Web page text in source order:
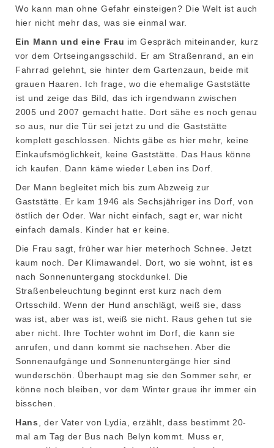
Wo kann man ohne Gefahr einsteigen? Die Welt ist auch
hier nicht mehr das, was sie einmal war.
Ein Mann und eine Frau im Gespräch miteinander, kurz
vor dem Ortseingangsschild. Er am Straßenrand, an ein
Fahrrad gelehnt, sie hinter dem Gartenzaun, beide mit
grauen Haaren. Ich frage, wo die ehemalige Gaststätte
ist und zeige das Bild, das ich irgendwann zwischen
2005 und 2007 gemacht hatte. Dort sähe es noch genau
so aus, nur die Tür sei jetzt zu und die Gaststätte
komplett geschlossen. Nichts gäbe es hier mehr, keine
Einkaufsmöglichkeit, keine Gaststätte. Das Haus könne
ich kaufen. Dann käme wieder Leben ins Dorf.
Der Mann begleitet mich bis zum Abzweig zur
Gaststätte. Er kam 1946 als Sechsjähriger ins Dorf, von
östlich der Oder. War nicht einfach, sagt er, war nicht
einfach damals. Kinder hat er keine.
Die Frau sagt, früher war hier meterhoch Schnee. Jetzt
kaum noch. Der Klimawandel. Dort, wo sie wohnt, ist es
nach Sonnenuntergang stockdunkel. Die
Straßenbeleuchtung beginnt erst kurz nach dem
Ortsschild. Wenn der Hund anschlägt, weiß sie, dass
was ist, aber was ist, weiß sie nicht. Raus gehen tut sie
aber nicht. Ihre Tochter wohnt im Dorf, die kann sie
anrufen, und dann kommt sie nachsehen. Aber die
Sonnenaufgänge und Sonnenuntergänge hier sind
wunderschön. Überhaupt mag sie den Sommer sehr, er
könne noch bleiben, vor dem Winter graue ihr immer ein
bisschen.
Hans
, der Vater von Lydia, erzählt, dass bestimmt 20-
mal am Tag der Bus nach Belyn kommt. Muss er,